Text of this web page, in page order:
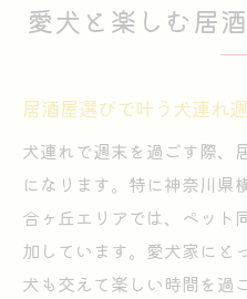
週末は愛犬と居
犬連れ居酒屋の
新百合ヶ丘でペ
麻生区の居酒屋
犬連れに最適な居酒
犬連れ居酒屋で
愛犬と楽しむ居
居酒屋選びで叶う犬連れ
犬連れで週末を過ごす際、
になります。特に神奈川県
合ヶ丘エリアでは、ペット
加しています。愛犬家にと
犬も交えて楽しい時間を過